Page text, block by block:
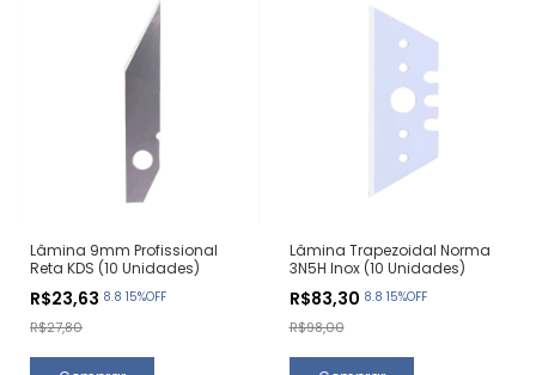
Lâmina 9mm Profissional
Reta KDS (10 Unidades)
R$23,63 8.8 15%OFF
R$27,80
Lâmina Trapezoidal Norma
3N5H Inox (10 Unidades)
R$83,30 8.8 15%OFF
R$98,00